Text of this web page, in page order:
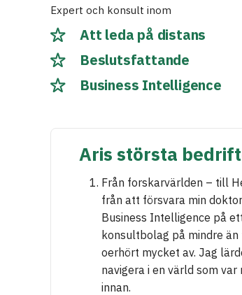
Expert och konsult inom
Att leda på distans
Beslutsfattande
Business Intelligence
Aris största
Från forskarvärlden – till
från att försvara min
Business Intelligence på
konsultbolag på mindre
oerhört mycket av. Jag
navigera i en värld som
innan.